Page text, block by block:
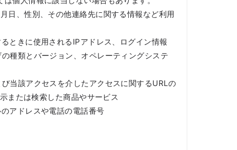
日、性別、その他連絡先に関する情報など利用
ときに使用されるIPアドレス、ログイン情報
種類とバージョン、オペレーティングシステ
当該アクセスを介したアクセスに関するURLの
または検索した商品やサービス
アドレスや電話の電話番号